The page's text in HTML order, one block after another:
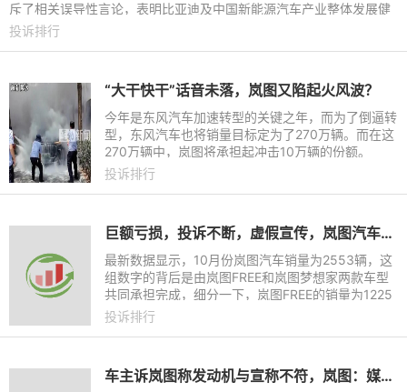
斥了相关误导性言论，表明比亚迪及中国新能源汽车产业整体发展健
康、财务稳健、增长
投诉排行
“大干快干”话音未落，岚图又陷起火风波？
今年是东风汽车加速转型的关键之年，而为了倒逼转
型，东风汽车也将销量目标定为了270万辆。而在这
270万辆中，岚图将承担起冲击10万辆的份额。
投诉排行
巨额亏损，投诉不断，虚假宣传，岚图汽车劣迹斑斑未来何去何从
最新数据显示，10月份岚图汽车销量为2553辆，这
组数字的背后是由岚图FREE和岚图梦想家两款车型
共同承担完成，细分一下，岚图FREE的销量为1225
辆，岚图梦想家的销量为1328辆。单车型销量在10
投诉排行
车主诉岚图称发动机与宣称不符，岚图：媒体自发报道信息不准